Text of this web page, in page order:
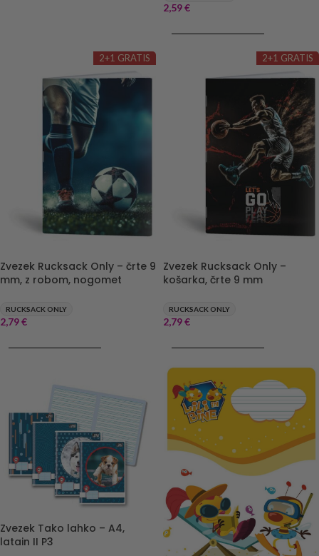
2,59€
2+1 GRATIS
Zvezek Rucksack Only – črte 9
mm, z robom, nogomet
RUCKSACK ONLY
2,79€
2+1 GRATIS
Zvezek Rucksack Only –
košarka, črte 9 mm
RUCKSACK ONLY
2,79€
Zvezek Tako lahko – A4,
latain II P3